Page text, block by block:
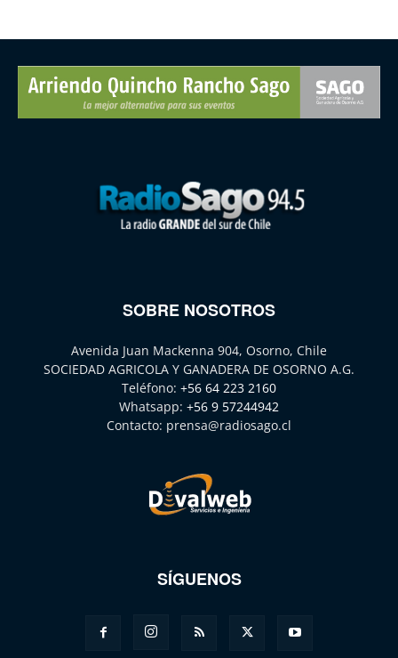
SOBRE NOSOTROS
Avenida Juan Mackenna 904, Osorno, Chile
SOCIEDAD AGRICOLA Y GANADERA DE OSORNO A.G.
Teléfono: +56 64 223 2160
Whatsapp: +56 9 57244942
Contacto: prensa@radiosago.cl
SÍGUENOS